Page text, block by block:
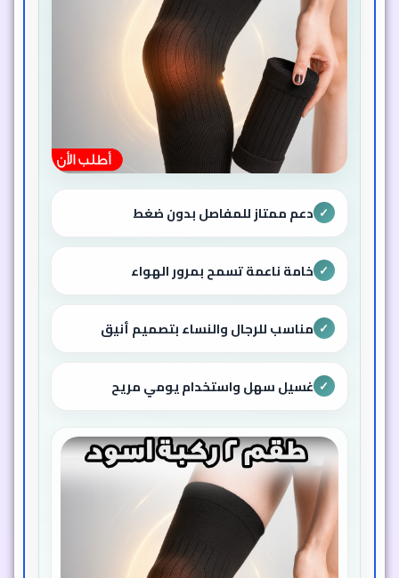
✓ دعم ممتاز للمفاصل بدون ضغط
✓ خامة ناعمة تسمح بمرور الهواء
✓ مناسب للرجال والنساء بتصميم أنيق
✓ غسيل سهل واستخدام يومي مريح